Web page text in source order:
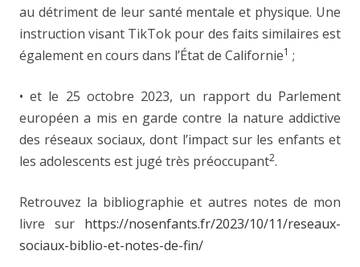
au détriment de leur santé mentale et physique. Une
instruction visant TikTok pour des faits similaires est
également en cours dans l’État de Californie1 ;
• et le 25 octobre 2023, un rapport du Parlement
européen a mis en garde contre la nature addictive
des réseaux sociaux, dont l’impact sur les enfants et
les adolescents est jugé très préoccupant2.
Retrouvez la bibliographie et autres notes de mon
livre sur https://nosenfants.fr/2023/10/11/reseaux-
sociaux-biblio-et-notes-de-fin/